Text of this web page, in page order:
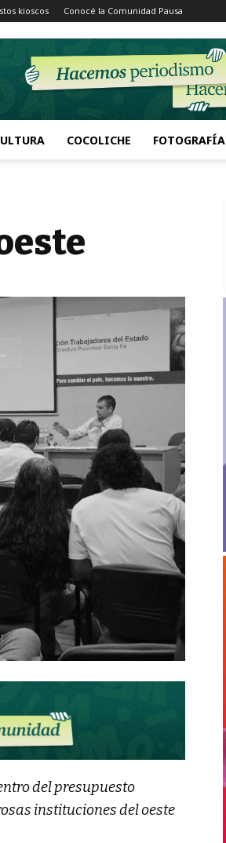
kioscos Conocé la Comunidad Pausa
COCOLICHE FOTOGRAFÍA
del presupuesto
instituciones del oeste